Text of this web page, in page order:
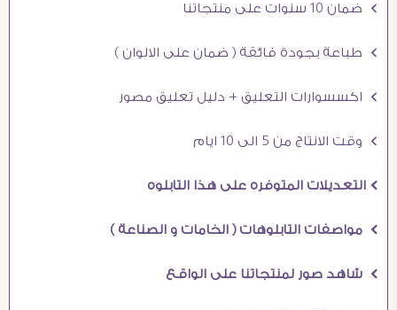
Ö ضمان 10 سنوات على منتجاتنا
Ö طباعة بجودة فائقة ( ضمان على الالوان )
Ö اكسسوارات التعليق + دليل تعليق مصور
Ö وقت الانتاج من 5 الى 10 ايام
Ö التعديلات المتوفره على هذا التابلوه
Ö مواصفات التابلوهات ( الخامات و الصناعة )
Ö شاهد صور لمنتجاتنا على الواقع